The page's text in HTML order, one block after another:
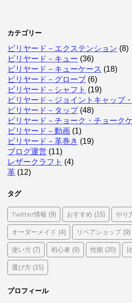
カテゴリー
ビリヤード－エクステンション (8)
ビリヤード－キュー (36)
ビリヤード－キューケース (18)
ビリヤード－グローブ (6)
ビリヤード－シャフト (19)
ビリヤード－ジョイントキャップ
ビリヤード－タップ(48)
ビリヤード－チョーク・チョーク
ビリヤード－動画 (1)
ビリヤード－革巻き (19)
ブログ運営 (11)
レザークラフト (4)
革 (12)
タグ
Twitter情報 (9) おすすめ (15) やり
オーダーメイド (4) リペアショップ(9)
使い方 (7) 初心者 (9) 性能 (20)
選び方 (15)
プロフィール